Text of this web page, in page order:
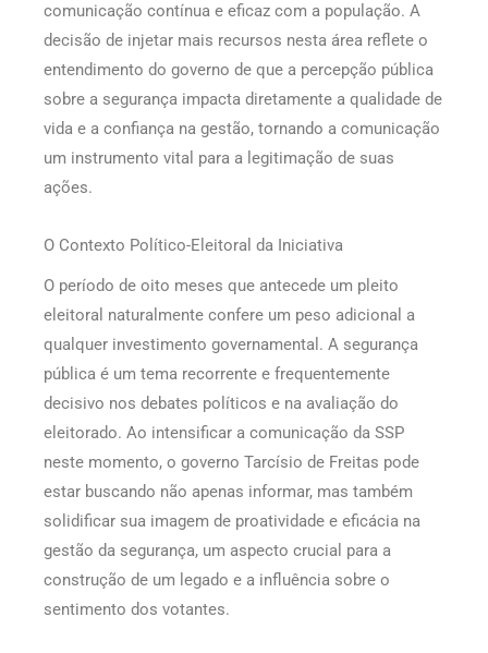
comunicação contínua e eficaz com a população. A
decisão de injetar mais recursos nesta área reflete o
entendimento do governo de que a percepção pública
sobre a segurança impacta diretamente a qualidade de
vida e a confiança na gestão, tornando a comunicação
um instrumento vital para a legitimação de suas
ações.
O Contexto Político-Eleitoral da Iniciativa
O período de oito meses que antecede um pleito
eleitoral naturalmente confere um peso adicional a
qualquer investimento governamental. A segurança
pública é um tema recorrente e frequentemente
decisivo nos debates políticos e na avaliação do
eleitorado. Ao intensificar a comunicação da SSP
neste momento, o governo Tarcísio de Freitas pode
estar buscando não apenas informar, mas também
solidificar sua imagem de proatividade e eficácia na
gestão da segurança, um aspecto crucial para a
construção de um legado e a influência sobre o
sentimento dos votantes.